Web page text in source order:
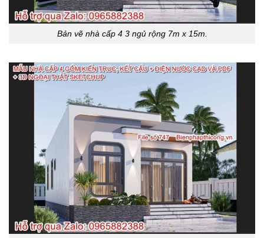
Bản vẽ nhà cấp 4 3 ngủ rộng 7m x 15m.